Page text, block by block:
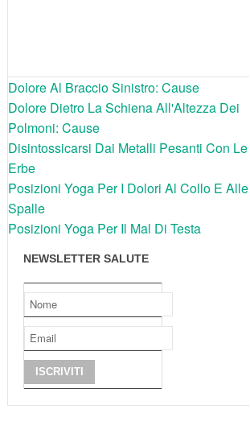
Dolore Al Braccio Sinistro: Cause
Dolore Dietro La Schiena All'Altezza Dei
Polmoni: Cause
Disintossicarsi Dai Metalli Pesanti Con Le
Erbe
Posizioni Yoga Per I Dolori Al Collo E Alle
Spalle
Posizioni Yoga Per Il Mal Di Testa
NEWSLETTER SALUTE